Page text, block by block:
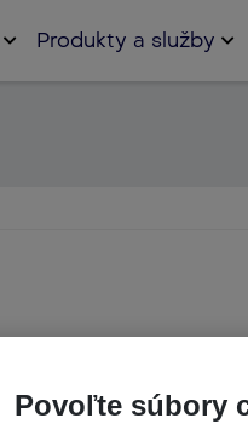
Produkty a služby
Povoľte súbory